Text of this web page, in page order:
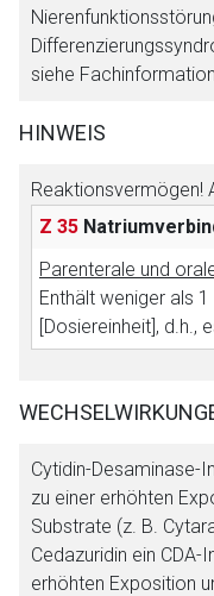
siehe Fachinformation.
HINWEIS
Reaktionsvermögen!
Z 35
Parenterale und
Enthält weniger als
[Dosiereinheit], d.h.,
Cytidin-Desaminase-
zu einer erhöhten
Substrate (z. B.
Cedazuridin ein CDA-
erhöhten Exposition
Der von Ihnen
Seite. Für die Inhalte
Betreiber